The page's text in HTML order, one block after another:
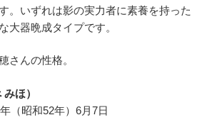
。いずれは影の実力者に素養を持った
大器晩成タイプです。
さんの性格。
ほ）
（昭和52年）6月7日